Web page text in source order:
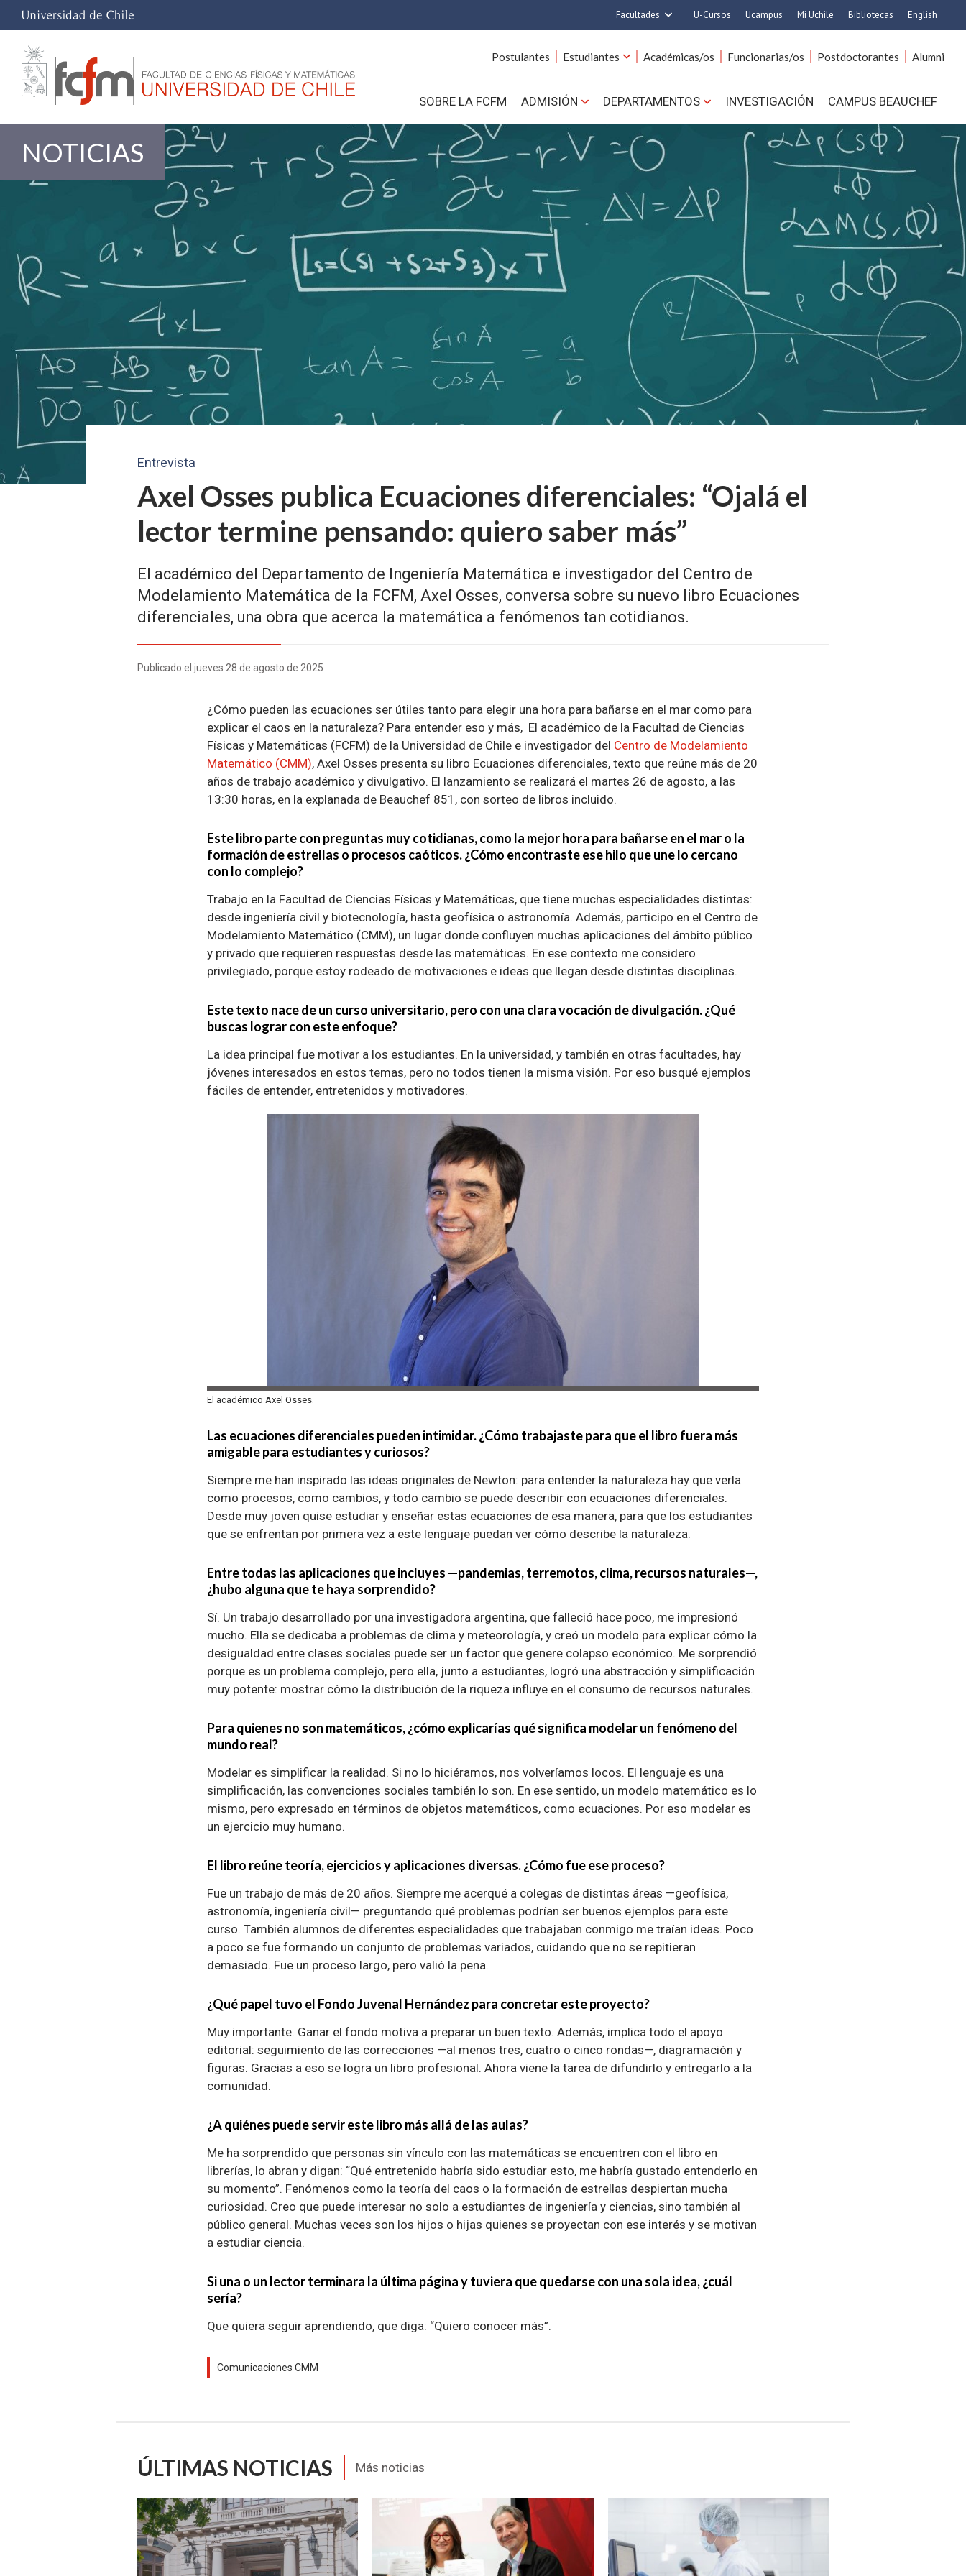
Facultades
Ciencias
Cs. Agronómicas
Cs. Veterinarias y Pecuarias
Comunicación e Imagen
Economía y Negocios
Gobierno
Medicina
Odontología
Estudios Avanzados en Educación
Estudios Internacionales
Bachillerato
Hospital Clínico
U-Cursos Ucampus Mi Uchile Bibliotecas English
Postulantes Estudiantes Académicas/os Funcionarias/os Postdoctorantes Alumni
SOBRE LA FCFM ADMISIÓN DEPARTAMENTOS INVESTIGACIÓN CAMPUS BEAUCHEF
NOTICIAS
Entrevista
Axel Osses publica Ecuaciones diferenciales: “Ojalá el
lector termine pensando: quiero saber más”
El académico del Departamento de Ingeniería Matemática e investigador del Centro de
Modelamiento Matemática de la FCFM, Axel Osses, conversa sobre su nuevo libro Ecuaciones
diferenciales, una obra que acerca la matemática a fenómenos tan cotidianos.
Publicado el jueves 28 de agosto de 2025
¿Cómo pueden las ecuaciones ser útiles tanto para elegir una hora para bañarse en el mar como para
explicar el caos en la naturaleza? Para entender eso y más, El académico de la Facultad de Ciencias
Físicas y Matemáticas (FCFM) de la Universidad de Chile e investigador del Centro de Modelamiento
Matemático (CMM), Axel Osses presenta su libro Ecuaciones diferenciales, texto que reúne más de 20
años de trabajo académico y divulgativo. El lanzamiento se realizará el martes 26 de agosto, a las
13:30 horas, en la explanada de Beauchef 851, con sorteo de libros incluido.
Este libro parte con preguntas muy cotidianas, como la mejor hora para bañarse en el mar o la
formación de estrellas o procesos caóticos. ¿Cómo encontraste ese hilo que une lo cercano
con lo complejo?
Trabajo en la Facultad de Ciencias Físicas y Matemáticas, que tiene muchas especialidades distintas:
desde ingeniería civil y biotecnología, hasta geofísica o astronomía. Además, participo en el Centro de
Modelamiento Matemático (CMM), un lugar donde confluyen muchas aplicaciones del ámbito público
y privado que requieren respuestas desde las matemáticas. En ese contexto me considero
privilegiado, porque estoy rodeado de motivaciones e ideas que llegan desde distintas disciplinas.
Este texto nace de un curso universitario, pero con una clara vocación de divulgación. ¿Qué
buscas lograr con este enfoque?
La idea principal fue motivar a los estudiantes. En la universidad, y también en otras facultades, hay
jóvenes interesados en estos temas, pero no todos tienen la misma visión. Por eso busqué ejemplos
fáciles de entender, entretenidos y motivadores.
El académico Axel Osses.
Las ecuaciones diferenciales pueden intimidar. ¿Cómo trabajaste para que el libro fuera más
amigable para estudiantes y curiosos?
Siempre me han inspirado las ideas originales de Newton: para entender la naturaleza hay que verla
como procesos, como cambios, y todo cambio se puede describir con ecuaciones diferenciales.
Desde muy joven quise estudiar y enseñar estas ecuaciones de esa manera, para que los estudiantes
que se enfrentan por primera vez a este lenguaje puedan ver cómo describe la naturaleza.
Entre todas las aplicaciones que incluyes —pandemias, terremotos, clima, recursos naturales—,
¿hubo alguna que te haya sorprendido?
Sí. Un trabajo desarrollado por una investigadora argentina, que falleció hace poco, me impresionó
mucho. Ella se dedicaba a problemas de clima y meteorología, y creó un modelo para explicar cómo la
desigualdad entre clases sociales puede ser un factor que genere colapso económico. Me sorprendió
porque es un problema complejo, pero ella, junto a estudiantes, logró una abstracción y simplificación
muy potente: mostrar cómo la distribución de la riqueza influye en el consumo de recursos naturales.
Para quienes no son matemáticos, ¿cómo explicarías qué significa modelar un fenómeno del
mundo real?
Modelar es simplificar la realidad. Si no lo hiciéramos, nos volveríamos locos. El lenguaje es una
simplificación, las convenciones sociales también lo son. En ese sentido, un modelo matemático es lo
mismo, pero expresado en términos de objetos matemáticos, como ecuaciones. Por eso modelar es
un ejercicio muy humano.
El libro reúne teoría, ejercicios y aplicaciones diversas. ¿Cómo fue ese proceso?
Fue un trabajo de más de 20 años. Siempre me acerqué a colegas de distintas áreas —geofísica,
astronomía, ingeniería civil— preguntando qué problemas podrían ser buenos ejemplos para este
curso. También alumnos de diferentes especialidades que trabajaban conmigo me traían ideas. Poco
a poco se fue formando un conjunto de problemas variados, cuidando que no se repitieran
demasiado. Fue un proceso largo, pero valió la pena.
¿Qué papel tuvo el Fondo Juvenal Hernández para concretar este proyecto?
Muy importante. Ganar el fondo motiva a preparar un buen texto. Además, implica todo el apoyo
editorial: seguimiento de las correcciones —al menos tres, cuatro o cinco rondas—, diagramación y
figuras. Gracias a eso se logra un libro profesional. Ahora viene la tarea de difundirlo y entregarlo a la
comunidad.
¿A quiénes puede servir este libro más allá de las aulas?
Me ha sorprendido que personas sin vínculo con las matemáticas se encuentren con el libro en
librerías, lo abran y digan: “Qué entretenido habría sido estudiar esto, me habría gustado entenderlo en
su momento”. Fenómenos como la teoría del caos o la formación de estrellas despiertan mucha
curiosidad. Creo que puede interesar no solo a estudiantes de ingeniería y ciencias, sino también al
público general. Muchas veces son los hijos o hijas quienes se proyectan con ese interés y se motivan
a estudiar ciencia.
Si una o un lector terminara la última página y tuviera que quedarse con una sola idea, ¿cuál
sería?
Que quiera seguir aprendiendo, que diga: “Quiero conocer más”.
Comunicaciones CMM
ÚLTIMAS NOTICIAS Más noticias